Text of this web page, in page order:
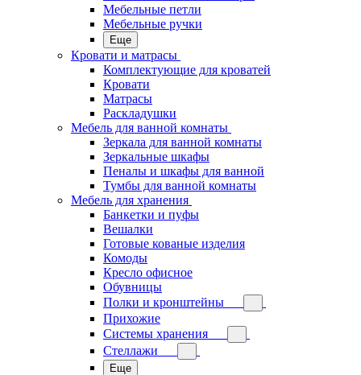
Мебельные петли
Мебельные ручки
Еще
Кровати и матрасы
Комплектующие для кроватей
Кровати
Матрасы
Раскладушки
Мебель для ванной комнаты
Зеркала для ванной комнаты
Зеркальные шкафы
Пеналы и шкафы для ванной
Тумбы для ванной комнаты
Мебель для хранения
Банкетки и пуфы
Вешалки
Готовые кованые изделия
Комоды
Кресло офисное
Обувницы
Полки и кронштейны
Прихожие
Системы хранения
Стеллажи
Еще